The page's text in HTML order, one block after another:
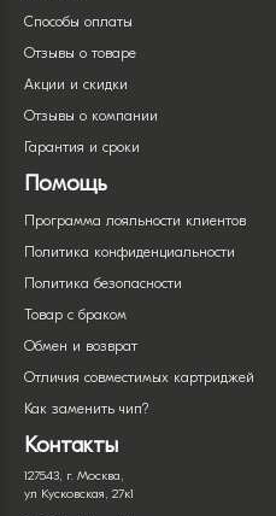
Способы оплаты
Отзывы о товаре
Акции и скидки
Отзывы о компании
Гарантия и сроки
Помощь
Программа лояльности клиентов
Политика конфиденциальности
Политика безопасности
Товар с браком
Обмен и возврат
Отличия совместимых картриджей
Как заменить чип?
Контакты
127543, г. Москва,
ул Кусковская, 27к1